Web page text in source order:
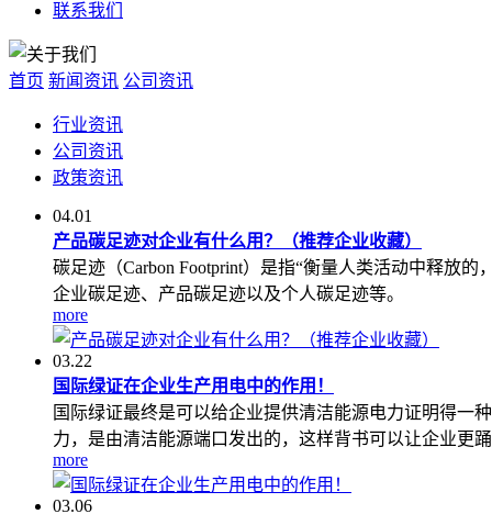
联系我们
首页 新闻资讯 公司资讯
行业资讯
公司资讯
政策资讯
04.01
产品碳足迹对企业有什么用？（推荐企业收藏）
碳足迹（Carbon Footprint）是指“衡量人类活动中释放
企业碳足迹、产品碳足迹以及个人碳足迹等。
more
03.22
国际绿证在企业生产用电中的作用！
国际绿证最终是可以给企业提供清洁能源电力证明得一
力，是由清洁能源端口发出的，这样背书可以让企业更
more
03.06